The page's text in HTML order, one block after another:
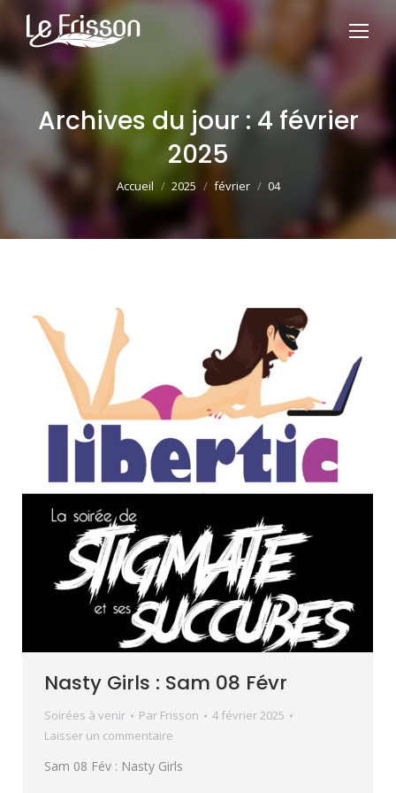
Archives du jour :4 février
2025
Vous êtes ici :
Accueil 2025 février 04
Nasty Girls : Sam 08 Févr
Soirées à venir Par Frisson
4 février 2025
Laisser un commentaire
Sam 08 Fév : Nasty Girls